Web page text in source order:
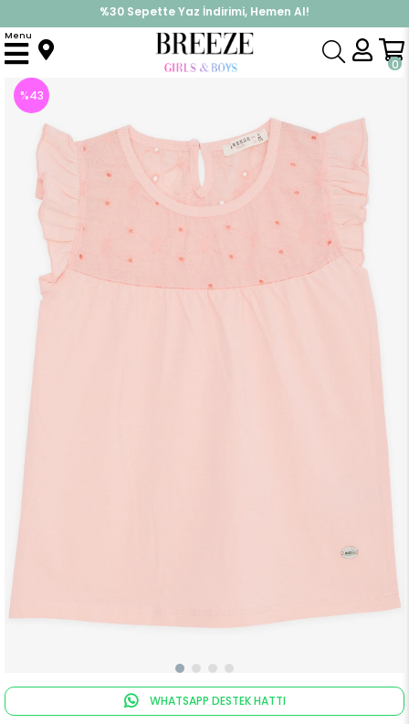
%30 Sepette Yaz İndirimi, Hemen Al!
İndirimlere ek %10 İndirimi Kap, Hemen Üye Ol!
0
Menu
Anasayfa Üst Giyim Tişört
%43
İndirim
WHATSAPP DESTEK HATTI